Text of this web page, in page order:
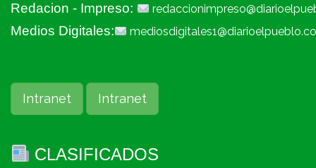
Redacion - Impreso:
Medios Digitales:
Intranet Intranet
CLASIFICADOS